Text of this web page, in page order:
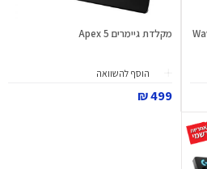
מקלדת גיימרים Apex 5
הוסף להשוואה
499 ₪